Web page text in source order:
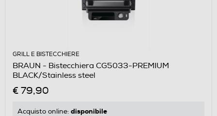
GRILL E BISTECCHIERE
BRAUN - Bistecchiera CG5033-PREMIUM
BLACK/Stainless steel
€ 79,90
Acquisto online: disponibile